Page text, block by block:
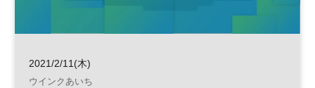
2021/2/11(木)
ウインクあいち